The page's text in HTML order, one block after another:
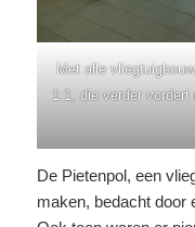
Met alle
1:1, die verder
De Pietenpol, een
maken, bedacht door